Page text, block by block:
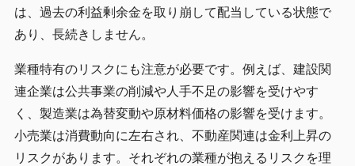
は、過去の利益剰余金を取り崩して配当している状態で
あり、長続きしません。
業種特有のリスクにも注意が必要です。例えば、建設関
連企業は公共事業の削減や人手不足の影響を受けやす
く、製造業は為替変動や原材料価格の影響を受けます。
小売業は消費動向に左右され、不動産関連は金利上昇の
リスクがあります。それぞれの業種が抱えるリスクを理